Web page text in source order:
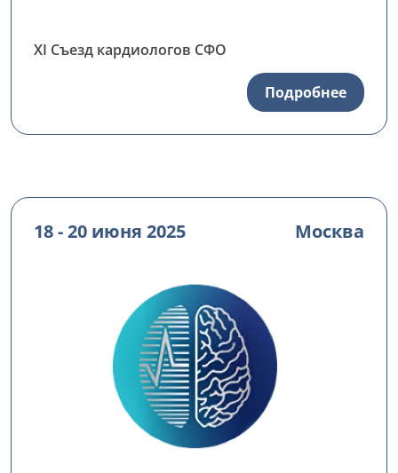
XI Съезд кардиологов СФО
Подробнее
18 - 20 июня 2025 Москва